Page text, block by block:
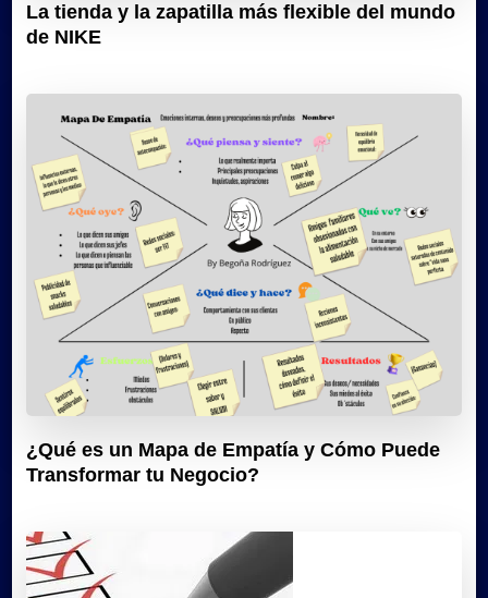
La tienda y la zapatilla más flexible del mundo
de NIKE
¿Qué es un Mapa de Empatía y Cómo Puede
Transformar tu Negocio?